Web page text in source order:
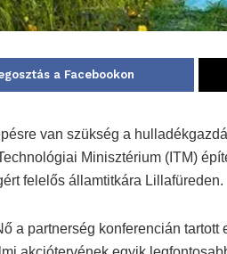
a Facebookon
van szükség a
Minisztérium (ITM)
felelős államtitkára Lillafüreden.
a partnerség konferencián